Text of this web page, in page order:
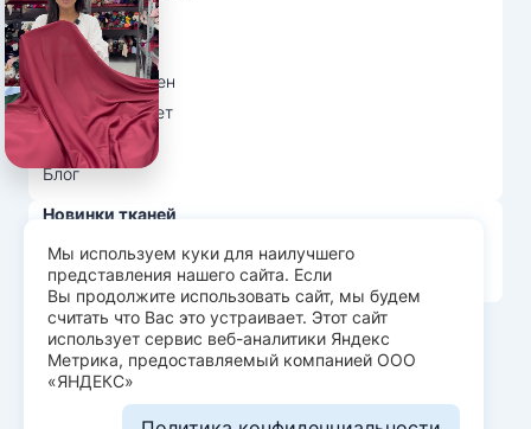
О нас
Вопрос-ответ
Возврат и обмен
Личный кабинет
Ткани оптом
Блог
Новинки тканей
Распродажа тканей
Лидеры продаж
© Арт Текс — продажа тканей оптом, 2026
Пользовательское соглашение
Политика конфиденциальности
Мы используем куки для наилучшего
представления нашего сайта. Если
Вы продолжите использовать сайт, мы будем
считать что Вас это устраивает. Этот сайт
использует сервис веб-аналитики Яндекс
Метрика, предоставляемый компанией ООО
«ЯНДЕКС»